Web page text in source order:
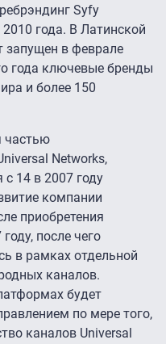
Syfy
года. В Латинской
запущен в феврале
года ключевые бренды
и более 150
частью
Networks,
с 14 в 2007 году
компании
приобретения
после чего
в рамках отдельной
каналов.
будет
по мере того,
каналов Universal